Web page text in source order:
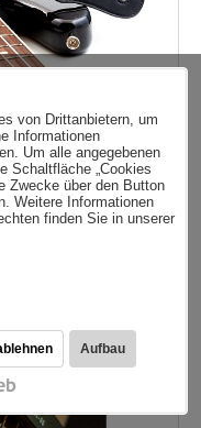
von Drittanbietern, um
Informationen
Um alle angegebenen
Schaltfläche „Cookies
Zwecke über den Button
Weitere Informationen
finden Sie in unserer
Aufbau